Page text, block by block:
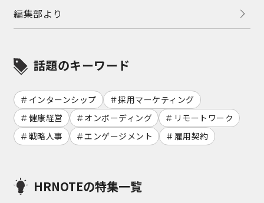
編集部より
話題のキーワード
インターンシップ
採用マーケティング
健康経営
オンボーディング
リモートワーク
戦略人事
エンゲージメント 雇用契約
HRNOTEの特集一覧